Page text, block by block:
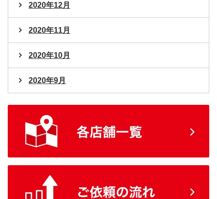
2020年12月
2020年11月
2020年10月
2020年9月